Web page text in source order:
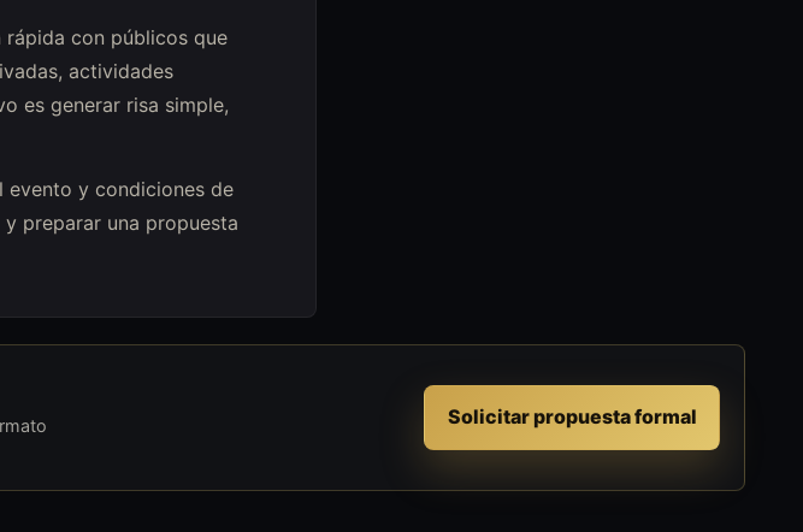
con públicos que
actividades
es generar risa simple,
evento y condiciones de
preparar una propuesta
Solicitar propuesta formal